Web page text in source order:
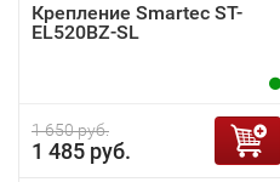
Крепление Smartec ST-
EL520BZ-SL
1 650 руб.
1 485 руб.